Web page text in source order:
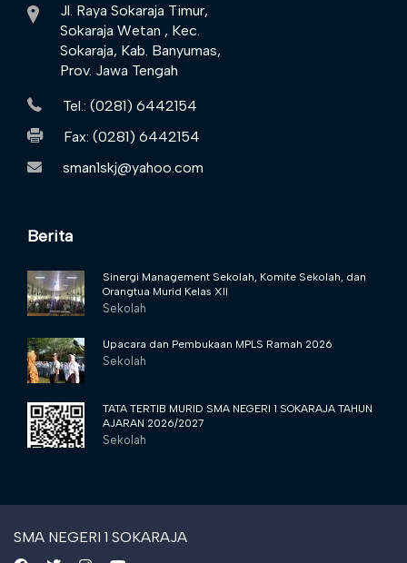
Jl. Raya Sokaraja Timur,
Sokaraja Wetan , Kec.
Sokaraja, Kab. Banyumas,
Prov. Jawa Tengah
Tel.: (0281) 6442154
Fax: (0281) 6442154
sman1skj@yahoo.com
Berita
Sinergi Management Sekolah, Komite Sekolah, dan
Orangtua Murid Kelas XII
Sekolah
Upacara dan Pembukaan MPLS Ramah 2026
Sekolah
TATA TERTIB MURID SMA NEGERI 1 SOKARAJA TAHUN
AJARAN 2026/2027
Sekolah
SMA NEGERI 1 SOKARAJA